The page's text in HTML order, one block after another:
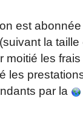
est
la
moitié les
les
par la